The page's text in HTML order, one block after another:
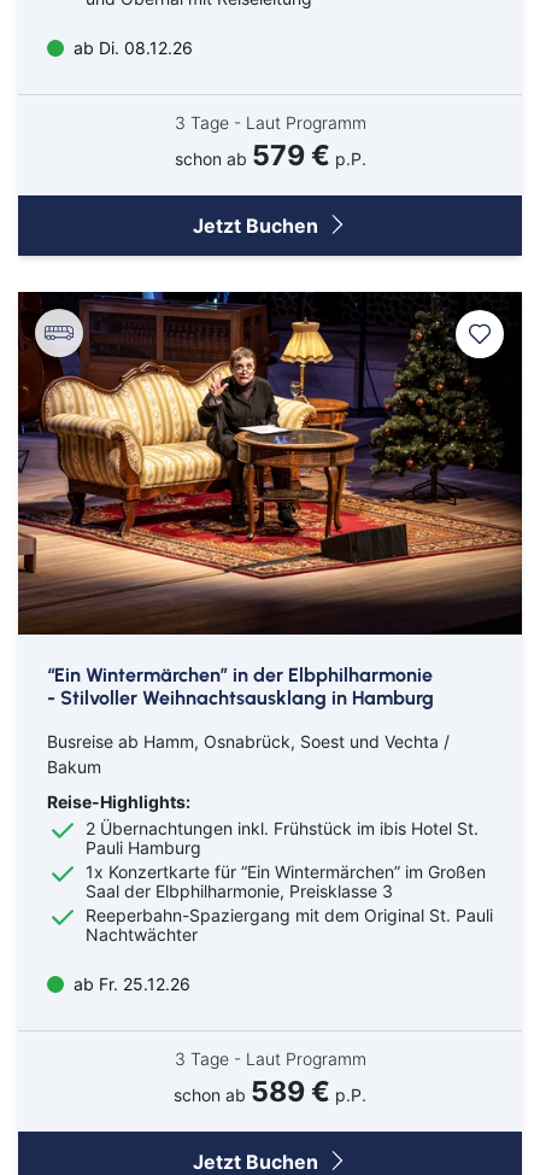
ab Di. 08.12.26
3 Tage - Laut Programm
schon ab 579 € p.P.
Jetzt Buchen
“Ein Wintermärchen” in der Elbphilharmonie
- Stilvoller Weihnachtsausklang in Hamburg
Busreise ab Hamm, Osnabrück, Soest und Vechta /
Bakum
Reise-Highlights:
2 Übernachtungen inkl. Frühstück im ibis Hotel St.
Pauli Hamburg
1x Konzertkarte für “Ein Wintermärchen” im Großen
Saal der Elbphilharmonie, Preisklasse 3
Reeperbahn-Spaziergang mit dem Original St. Pauli
Nachtwächter
ab Fr. 25.12.26
3 Tage - Laut Programm
schon ab 589 € p.P.
Jetzt Buchen